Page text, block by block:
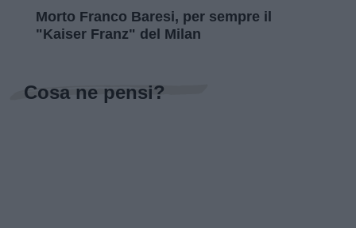
Morto Franco Baresi, per sempre il
"Kaiser Franz" del Milan
Cosa ne pensi?